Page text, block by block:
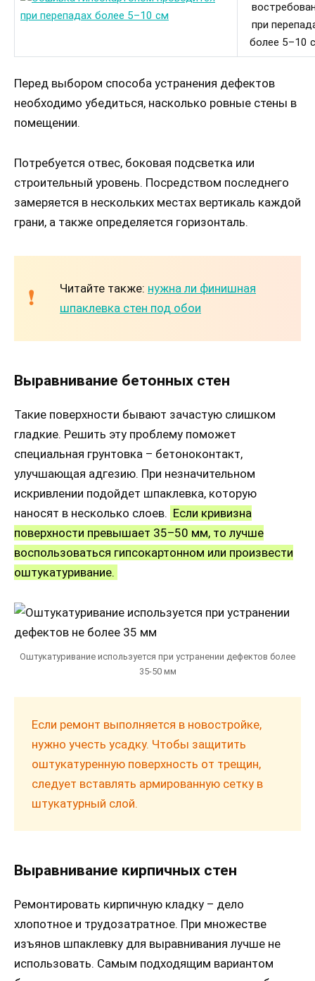
при
более 5–10
Перед выбором способа устранения дефектов
необходимо убедиться, насколько ровные стены в
помещении.
Потребуется отвес, боковая подсветка или
строительный уровень. Посредством последнего
замеряется в нескольких местах вертикаль каждой
грани, а также определяется горизонталь.
Читайте также: нужна ли финишная
шпаклевка стен под обои
Выравнивание бетонных стен
Такие поверхности бывают зачастую слишком
гладкие. Решить эту проблему поможет
специальная грунтовка – бетоноконтакт,
улучшающая адгезию. При незначительном
искривлении подойдет шпаклевка, которую
наносят в несколько слоев. Если кривизна
поверхности превышает 35–50 мм, то лучше
воспользоваться гипсокартонном или произвести
оштукатуривание.
Оштукатуривание используется при устранении дефектов более
35-50 мм
Если ремонт выполняется в новостройке,
нужно учесть усадку. Чтобы защитить
оштукатуренную поверхность от трещин,
следует вставлять армированную сетку в
штукатурный слой.
Выравнивание кирпичных стен
Ремонтировать кирпичную кладку – дело
хлопотное и трудозатратное. При множестве
изъянов шпаклевку для выравнивания лучше не
использовать. Самым подходящим вариантом